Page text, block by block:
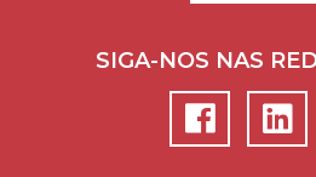
SIGA-NOS NAS